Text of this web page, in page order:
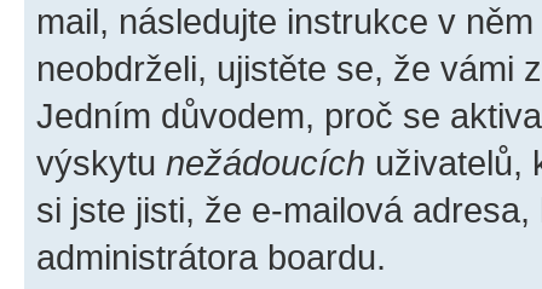
mail, následujte instrukce v
neobdrželi, ujistěte se, že vámi
Jedním důvodem, proč se
výskytu nežádoucích uživatelů,
si jste jisti, že e-mailová
administrátora boardu.